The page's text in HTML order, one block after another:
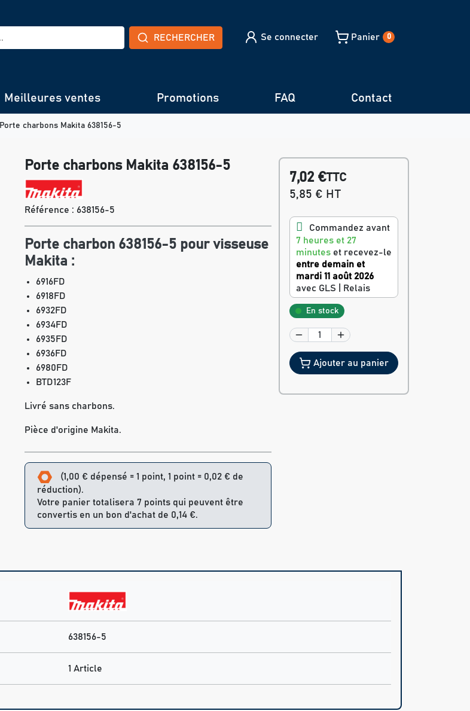
RECHERCHER Se connecter Panier 0
Meilleures ventes Promotions FAQ Contact
Porte charbons Makita 638156-5
Porte charbons Makita 638156-5
Référence : 638156-5
Porte charbon 638156-5 pour visseuse
Makita :
6916FD
6918FD
6932FD
6934FD
6935FD
6936FD
6980FD
BTD123F
Livré sans charbons.
Pièce d'origine Makita.
(1,00 € dépensé = 1 point, 1 point = 0,02 € de
réduction).
Votre panier totalisera 7 points qui peuvent être
convertis en un bon d'achat de 0,14 €.
7,02 €TTC
5,85 € HT
Commandez avant
7 heures et 27
minuteset recevez-le
entre demain et
mardi 11 août 2026
avec GLS | Relais
En stock
Ajouter au panier
638156-5
1 Article